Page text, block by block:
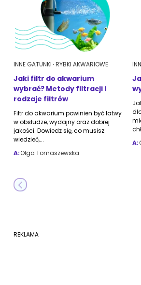
INNE GATUNKI RYBKI AKWARIOWE
Jaki filtr do akwarium
wybrać? Metody filtracji i
rodzaje filtrów
Filtr do akwarium powinien być łatwy
w obsłudze, wydajny oraz dobrej
jakości. Dowiedz się, co musisz
wiedzieć,...
A:Olga Tomaszewska
A:
REKLAMA